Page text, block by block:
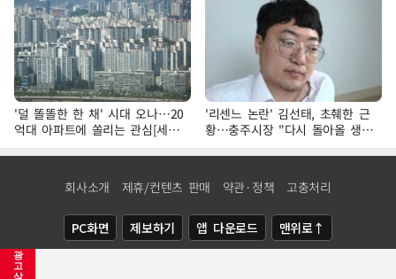
광
고
삭
'덜 똘똘한 한 채' 시대 오나…20
억대 아파트에 쏠리는 관심[세제
개편, 그 이후②]
'리센느 논란' 김선태, 초췌한 근
황…충주시장 "다시 돌아올 생
각?"
회사소개 제휴/컨텐츠 판매 약관·정책 고충처리
PC화면 제보하기 앱 다운로드 맨위로↑